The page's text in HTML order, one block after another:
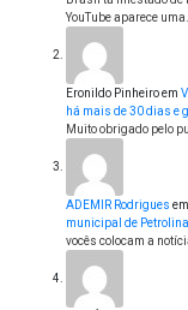
YouTube aparece
Eronildo Pinheiroem
há mais de 30 dias e
Muito obrigado pelo
ADEMIR Rodrigues em
municipal de Petrolina
vocês colocam a